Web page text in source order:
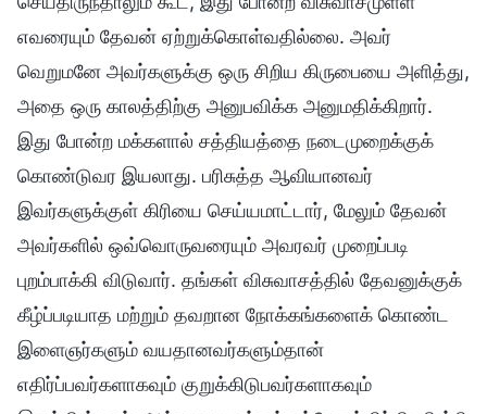
எவரையும் தேவன் ஏற்றுக்கொள்வதில்லை. அவர்
வெறுமனே அவர்களுக்கு ஒரு சிறிய கிருபையை அளித்து,
அதை ஒரு காலத்திற்கு அனுபவிக்க அனுமதிக்கிறார்.
இது போன்ற மக்களால் சத்தியத்தை நடைமுறைக்குக்
கொண்டுவர இயலாது. பரிசுத்த ஆவியானவர்
இவர்களுக்குள் கிரியை செய்யமாட்டார், மேலும் தேவன்
அவர்களில் ஒவ்வொருவரையும் அவரவர் முறைப்படி
புறம்பாக்கி விடுவார். தங்கள் விசுவாசத்தில் தேவனுக்குக்
கீழ்ப்படியாத மற்றும் தவறான நோக்கங்களைக் கொண்ட
இளைஞர்களும் வயதானவர்களும்தான்
எதிர்ப்பவர்களாகவும் குறுக்கிடுபவர்களாகவும்